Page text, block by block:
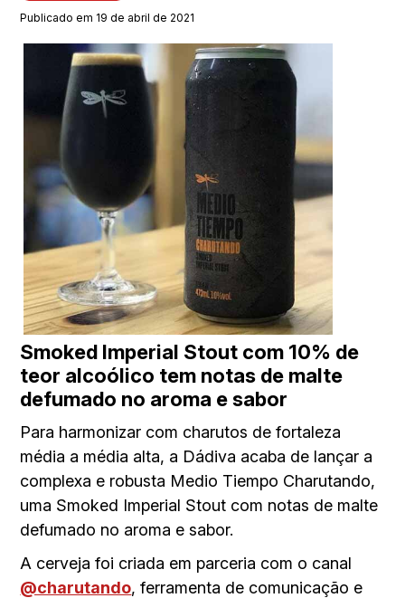
Publicado em 19 de abril de 2021
Smoked Imperial Stout com 10% de
teor alcoólico tem notas de malte
defumado no aroma e sabor
Para harmonizar com charutos de fortaleza
média a média alta, a Dádiva acaba de lançar a
complexa e robusta Medio Tiempo Charutando,
uma Smoked Imperial Stout com notas de malte
defumado no aroma e sabor.
A cerveja foi criada em parceria com o canal
@charutando, ferramenta de comunicação e